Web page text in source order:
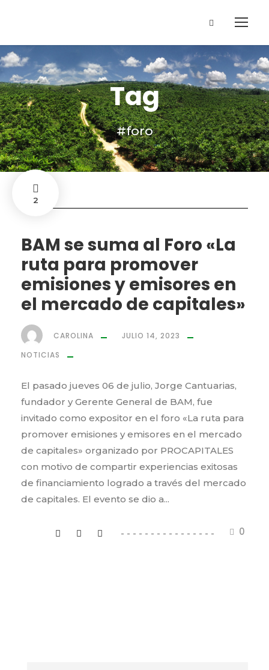
Tag
#foro
2
BAM se suma al Foro «La
ruta para promover
emisiones y emisores en
el mercado de capitales»
0
CAROLINA
JULIO 14, 2023
NOTICIAS
El pasado jueves 06 de julio, Jorge Cantuarias,
fundador y Gerente General de BAM, fue
invitado como expositor en el foro «La ruta para
promover emisiones y emisores en el mercado
de capitales» organizado por PROCAPITALES
con motivo de compartir experiencias exitosas
de financiamiento logrado a través del mercado
de capitales. El evento se dio a...